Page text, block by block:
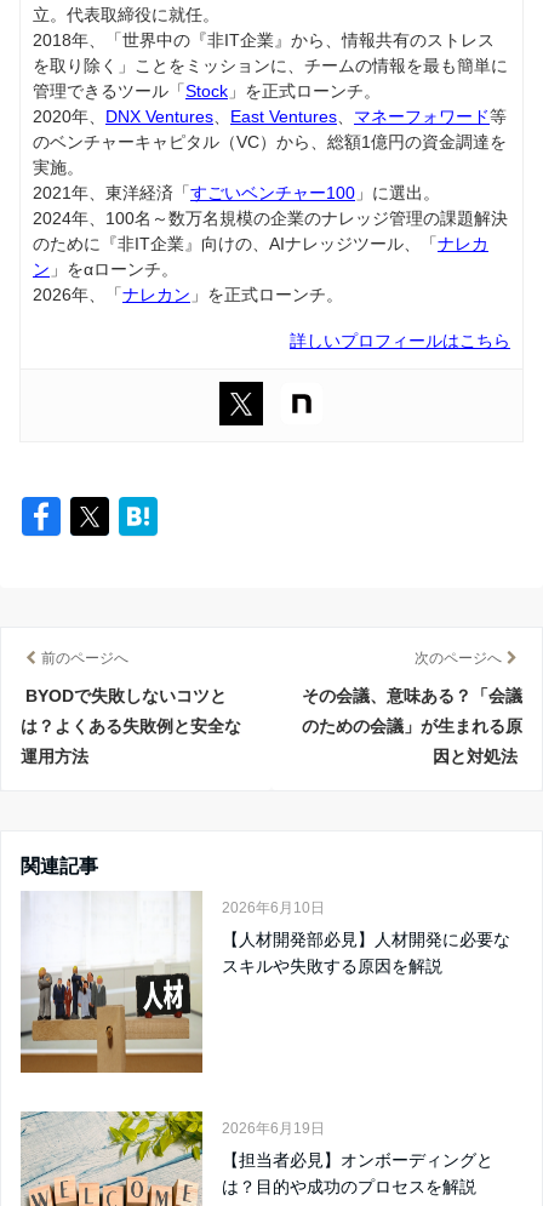
立。代表取締役に就任。
2018年、「世界中の『非IT企業』から、情報共有のストレス
を取り除く」ことをミッションに、チームの情報を最も簡単に
管理できるツール「Stock 」を正式ローンチ。
2020年、 DNX Ventures East Ventures マネーフォワード等
のベンチャーキャピタル（VC）から、総額1億円の資金調達を
実施。
2021年、東洋経済「すごいベンチャー100 」に選出。
2024年、100名～数万名規模の企業のナレッジ管理の課題解決
のために『非IT企業』向けの、AIナレッジツール、「ナレカ
ン 」をαローンチ。
2026年、「ナレカン 」を正式ローンチ。
詳しいプロフィールはこちら
前のページへ
BYODで失敗しないコツと
は？よくある失敗例と安全な
運用方法
次のページへ
その会議、意味ある？「会議
のための会議」が生まれる原
因と対処法
関連記事
2026年6月10日
【人材開発部必見】人材開発に必要な
スキルや失敗する原因を解説
2026年6月19日
【担当者必見】オンボーディングと
は？目的や成功のプロセスを解説